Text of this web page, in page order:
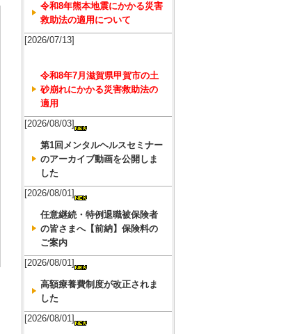
令和8年熊本地震にかかる災害
救助法の適用について
[2026/07/13]
令和8年7月滋賀県甲賀市の土
砂崩れにかかる災害救助法の
適用
[2026/08/03]
第1回メンタルヘルスセミナー
のアーカイブ動画を公開しま
した
[2026/08/01]
任意継続・特例退職被保険者
の皆さまへ【前納】保険料の
ご案内
[2026/08/01]
高額療養費制度が改正されま
した
[2026/08/01]